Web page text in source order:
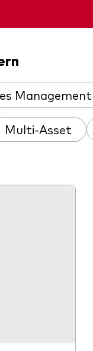
Money
Management
Multi-Asset